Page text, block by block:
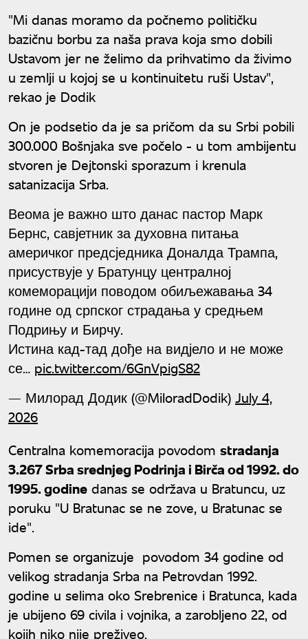
"Mi danas moramo da počnemo političku
bazičnu borbu za naša prava koja smo dobili
Ustavom jer ne želimo da prihvatimo da živimo
u zemlji u kojoj se u kontinuitetu ruši Ustav",
rekao je Dodik
On je podsetio da je sa pričom da su Srbi pobili
300.000 Bošnjaka sve počelo - u tom ambijentu
stvoren je Dejtonski sporazum i krenula
satanizacija Srba.
Веома је важно што данас пастор Марк
Бернс, савјетник за духовна питања
америчког предсједника Доналда Трампа,
присуствује у Братунцу централној
комеморацији поводом обиљежавања 34
године од српског страдања у средњем
Подрињу и Бирчу.
Истина кад-тад дође на видјело и не може
се… pic.twitter.com/6GnVpigS82
— Милорад Додик (@MiloradDodik) July 4,
2026
Centralna komemoracija povodom stradanja
3.267 Srba srednjeg Podrinja i Birča od 1992. do
1995. godine danas se održava u Bratuncu, uz
poruku "U Bratunac se ne zove, u Bratunac se
ide".
Pomen se organizuje povodom 34 godine od
velikog stradanja Srba na Petrovdan 1992.
godine u selima oko Srebrenice i Bratunca, kada
je ubijeno 69 civila i vojnika, a zarobljeno 22, od
kojih niko nije preživeo.